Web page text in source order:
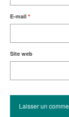
E-mail *
Site web